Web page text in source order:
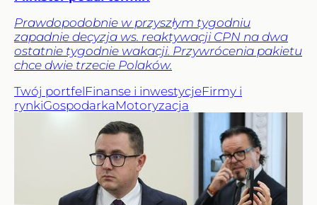
Prawdopodobnie w przyszłym tygodniu
zapadnie decyzja ws. reaktywacji CPN na dwa
ostatnie tygodnie wakacji. Przywrócenia pakietu
chce dwie trzecie Polaków.
Twój portfelFinanse i inwestycjeFirmy i
rynkiGospodarkaMotoryzacja